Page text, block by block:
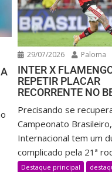
29/07/2026 Paloma
INTER X
REPETIR PLACAR
RECORRENTE NO
Precisando se
Campeonato
Internacional tem um
complicado pela 21ª
Destaque principal